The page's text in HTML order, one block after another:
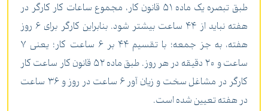
طبق تبصره یک ماده 51 قانون کار، مجموع ساعات کار کارگر در
هفته نباید از 44 ساعت بیشتر شود. بنابراین کارگر برای 6 روز
هفته، به جز جمعه؛ با تقسیم 44 بر 6 ساعت کار؛ یعنی 7
ساعت و 20 دقیقه در هر روز. طبق ماده 52 قانون کار ساعت کار
کارگر در مشاغل سخت و زیان آور 6 ساعت در روز و 36 ساعت
در هفته تعیین شده است.